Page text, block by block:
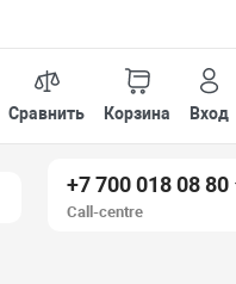
Сравнить Корзина Вход
+7 700 018 08 80
Call-centre